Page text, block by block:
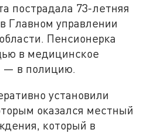
пострадала 73-летняя
Главном управлении
Пенсионерка
в медицинское
— в полицию.
установили
оказался местный
который в